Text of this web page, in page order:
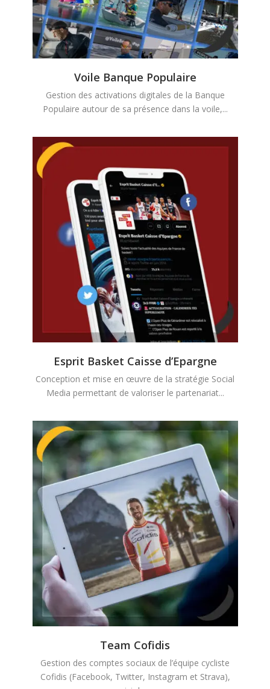
Voile Banque Populaire
Gestion des activations digitales de la Banque
Populaire autour de sa présence dans la voile,...
Esprit Basket Caisse d’Epargne
Conception et mise en œuvre de la stratégie Social
Media permettant de valoriser le partenariat...
Team Cofidis
Gestion des comptes sociaux de l’équipe cycliste
Cofidis (Facebook, Twitter, Instagram et Strava),